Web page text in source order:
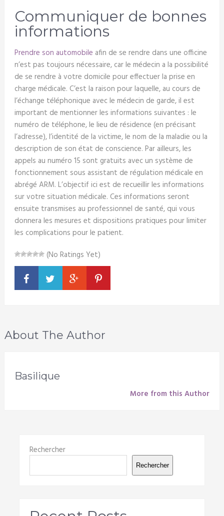
Communiquer de bonnes
informations
Prendre son automobile afin de se rendre dans une officine
n’est pas toujours nécessaire, car le médecin a la possibilité
de se rendre à votre domicile pour effectuer la prise en
charge médicale. C’est la raison pour laquelle, au cours de
l’échange téléphonique avec le médecin de garde, il est
important de mentionner les informations suivantes : le
numéro de téléphone, le lieu de résidence (en précisant
l’adresse), l’identité de la victime, le nom de la maladie ou la
description de son état de conscience. Par ailleurs, les
appels au numéro 15 sont gratuits avec un système de
fonctionnement sous assistant de régulation médicale en
abrégé ARM. L’objectif ici est de recueillir les informations
sur votre situation médicale. Ces informations seront
ensuite transmises au professionnel de santé, qui vous
donnera les mesures et dispositions pratiques pour limiter
les complications pour le patient.
(No Ratings Yet)
About The Author
Basilique
More from this Author
Rechercher
Rechercher